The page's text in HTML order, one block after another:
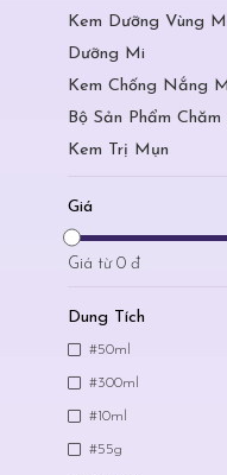
Kem Dưỡng Vùng
Dưỡng Mi
Kem Chống Nắng
Bộ Sản Phẩm Chăm
Kem Trị Mụn
Giá
Giá từ 0 đ
Dung Tích
#50ml
#300ml
#10ml
#55g